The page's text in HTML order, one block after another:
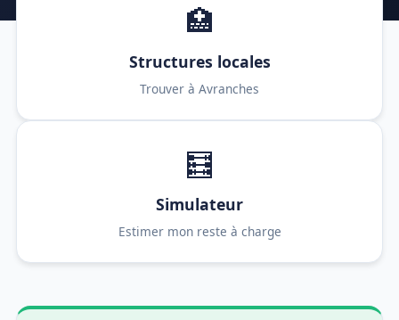
🏥
Structures locales
Trouver à Avranches
🧮
Simulateur
Estimer mon reste à charge